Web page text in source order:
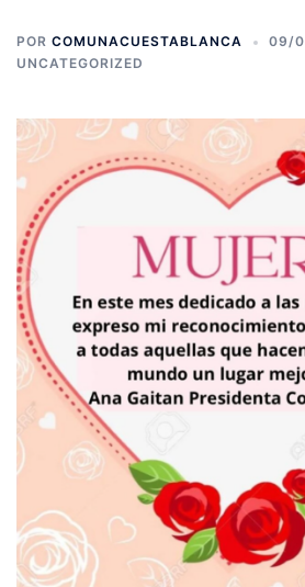
POR COMUNACUESTABLANCA
09/
UNCATEGORIZED